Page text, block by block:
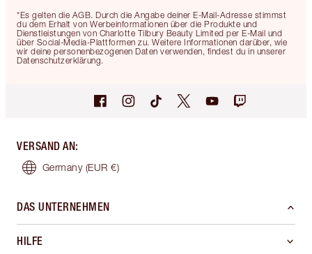
*Es gelten die AGB. Durch die Angabe deiner E-Mail-Adresse stimmst
du dem Erhalt von Werbeinformationen über die Produkte und
Dienstleistungen von Charlotte Tilbury Beauty Limited per E-Mail und
über Social-Media-Plattformen zu. Weitere Informationen darüber, wie
wir deine personenbezogenen Daten verwenden, findest du in unserer
Datenschutzerklärung.
VERSAND AN:
Germany (EUR €)
DAS UNTERNEHMEN
HILFE